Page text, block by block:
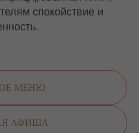
спокойствие и
МЕНЮ
АФИША